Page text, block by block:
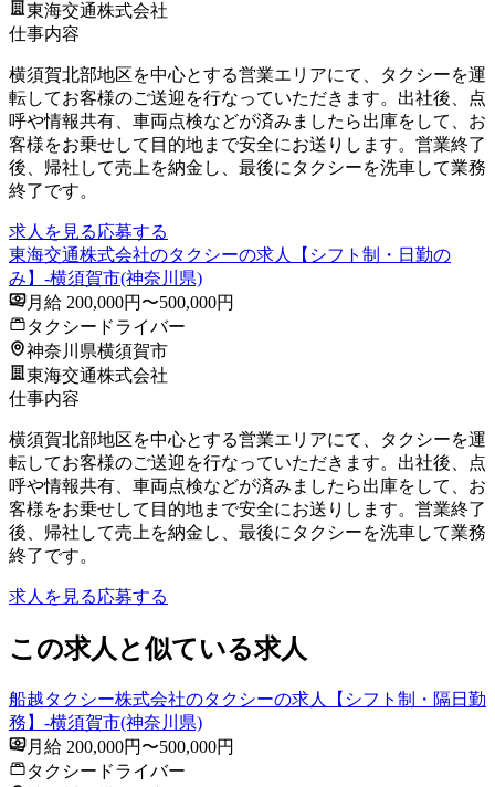
東海交通株式会社
仕事内容
横須賀北部地区を中心とする営業エリアにて、タクシーを運
転してお客様のご送迎を行なっていただきます。出社後、点
呼や情報共有、車両点検などが済みましたら出庫をして、お
客様をお乗せして目的地まで安全にお送りします。営業終了
後、帰社して売上を納金し、最後にタクシーを洗車して業務
終了です。
求人を見る応募する
東海交通株式会社のタクシーの求人【シフト制・日勤の
み】-横須賀市(神奈川県)
月給 200,000円〜500,000円
タクシードライバー
神奈川県横須賀市
東海交通株式会社
仕事内容
横須賀北部地区を中心とする営業エリアにて、タクシーを運
転してお客様のご送迎を行なっていただきます。出社後、点
呼や情報共有、車両点検などが済みましたら出庫をして、お
客様をお乗せして目的地まで安全にお送りします。営業終了
後、帰社して売上を納金し、最後にタクシーを洗車して業務
終了です。
求人を見る応募する
この求人と似ている求人
船越タクシー株式会社のタクシーの求人【シフト制・隔日勤
務】-横須賀市(神奈川県)
月給 200,000円〜500,000円
タクシードライバー